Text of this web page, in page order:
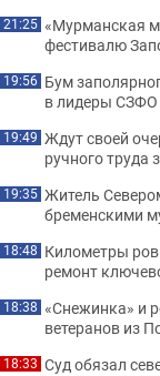
21:25 «Мурманская
фестивалю
19:56 Бум
в лидеры СЗФО
19:49 Ждут своей
ручного труда
19:35 Житель
бременскими
18:48 Километры
ремонт
18:38 «Снежинка» и
ветеранов из
18:33 Суд обязал